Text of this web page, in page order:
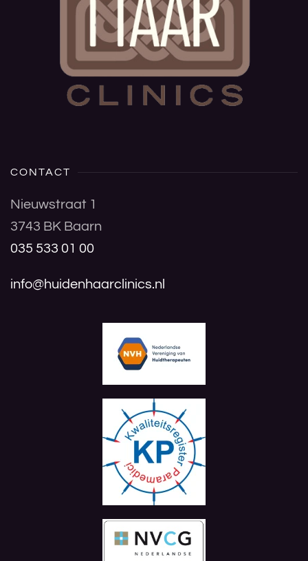
CONTACT
Nieuwstraat 1
3743 BK Baarn
035 533 01 00
info@huidenhaarclinics.nl